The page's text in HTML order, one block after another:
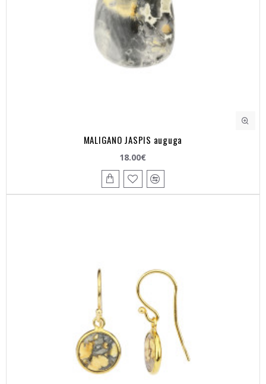
MALIGANO JASPIS auguga
18.00€